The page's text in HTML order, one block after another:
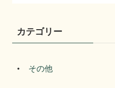
カテゴリー
その他